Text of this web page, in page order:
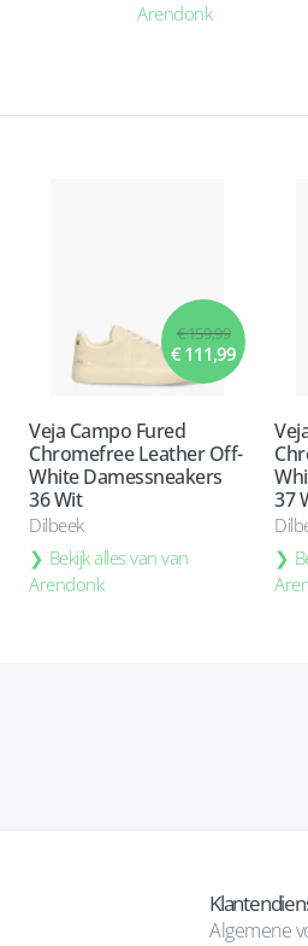
Arendonk
€ 159,99
€ 111,99
Veja Campo Fured
Chromefree Leather Off-
White Damessneakers
36 Wit
Dilbeek
Bekijk alles van van
Arendonk
37
Algemene